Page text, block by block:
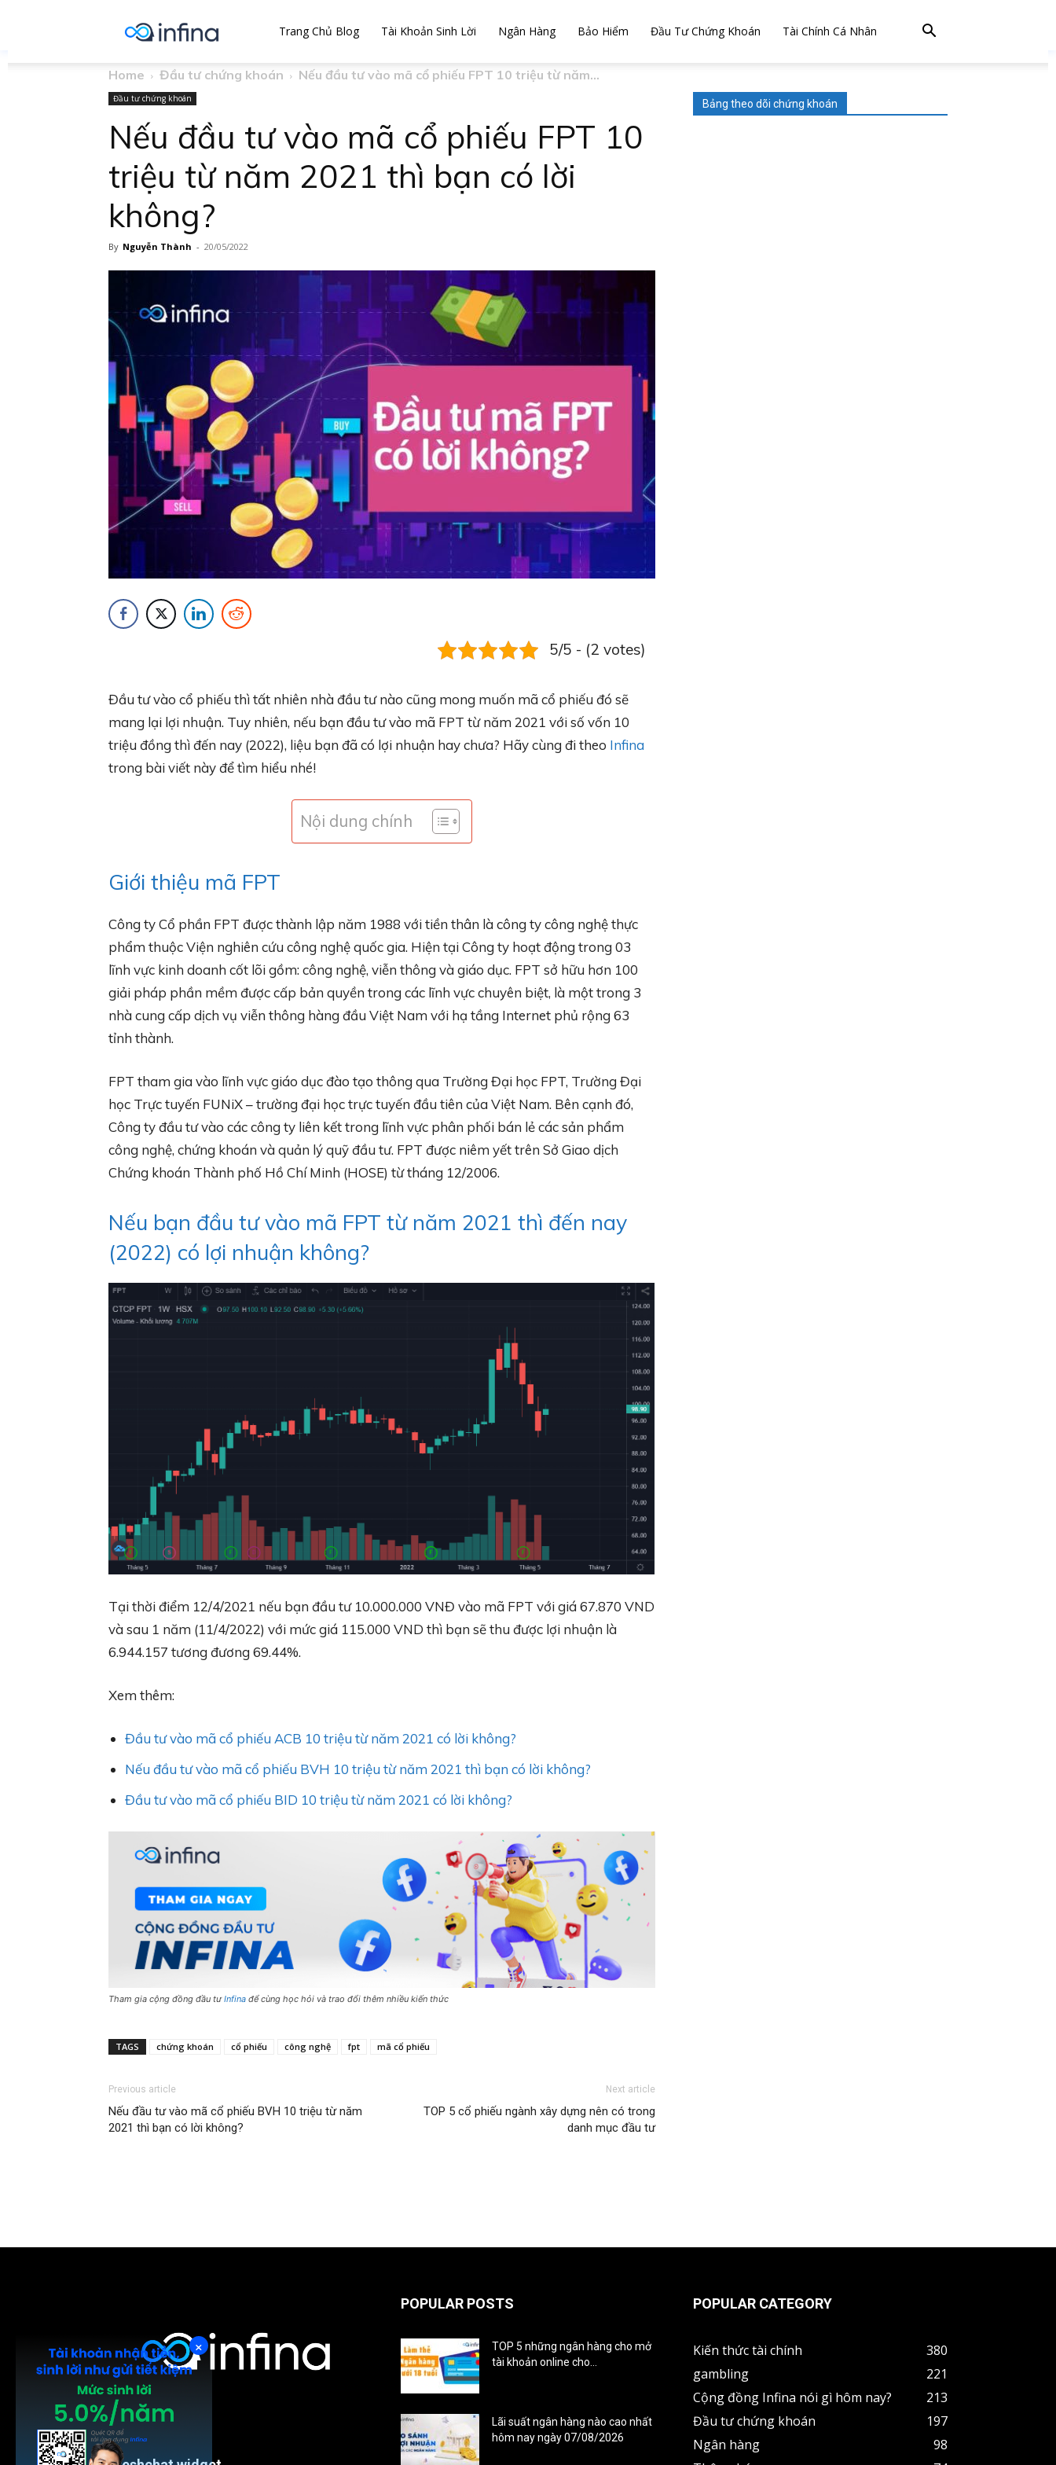
Trang Chủ Blog Tài Khoản Sinh Lời Ngân Hàng Bảo Hiểm Đầu Tư Chứng Khoán Tài Chính Cá Nhân
Home Đầu tư chứng khoán Nếu đầu tư vào mã cổ phiếu FPT 10 triệu từ năm...
Đầu tư chứng khoán
Nếu đầu tư vào mã cổ phiếu FPT 10
triệu từ năm 2021 thì bạn có lời
không?
By Nguyễn Thành - 20/05/2022
5/5 - (2 votes)
Đầu tư vào cổ phiếu thì tất nhiên nhà đầu tư nào cũng mong muốn mã cổ phiếu đó sẽ
mang lại lợi nhuận. Tuy nhiên, nếu bạn đầu tư vào mã FPT từ năm 2021 với số vốn 10
triệu đồng thì đến nay (2022), liệu bạn đã có lợi nhuận hay chưa? Hãy cùng đi theo Infina
trong bài viết này để tìm hiểu nhé!
Nội dung chính
Giới thiệu mã FPT
Công ty Cổ phần FPT được thành lập năm 1988 với tiền thân là công ty công nghệ thực
phẩm thuộc Viện nghiên cứu công nghệ quốc gia. Hiện tại Công ty hoạt động trong 03
lĩnh vực kinh doanh cốt lõi gồm: công nghệ, viễn thông và giáo dục. FPT sở hữu hơn 100
giải pháp phần mềm được cấp bản quyền trong các lĩnh vực chuyên biệt, là một trong 3
nhà cung cấp dịch vụ viễn thông hàng đầu Việt Nam với hạ tầng Internet phủ rộng 63
tỉnh thành.
FPT tham gia vào lĩnh vực giáo dục đào tạo thông qua Trường Đại học FPT, Trường Đại
học Trực tuyến FUNiX – trường đại học trực tuyến đầu tiên của Việt Nam. Bên cạnh đó,
Công ty đầu tư vào các công ty liên kết trong lĩnh vực phân phối bán lẻ các sản phẩm
công nghệ, chứng khoán và quản lý quỹ đầu tư. FPT được niêm yết trên Sở Giao dịch
Chứng khoán Thành phố Hồ Chí Minh (HOSE) từ tháng 12/2006.
Nếu bạn đầu tư vào mã FPT từ năm 2021 thì đến nay
(2022) có lợi nhuận không?
Tại thời điểm 12/4/2021 nếu bạn đầu tư 10.000.000 VNĐ vào mã FPT với giá 67.870 VND
và sau 1 năm (11/4/2022) với mức giá 115.000 VND thì bạn sẽ thu được lợi nhuận là
6.944.157 tương đương 69.44%.
Xem thêm:
Đầu tư vào mã cổ phiếu ACB 10 triệu từ năm 2021 có lời không?
Nếu đầu tư vào mã cổ phiếu BVH 10 triệu từ năm 2021 thì bạn có lời không?
Đầu tư vào mã cổ phiếu BID 10 triệu từ năm 2021 có lời không?
Tham gia cộng đồng đầu tưInfina để cùng học hỏi và trao đổi thêm nhiều kiến thức
TAGS chứng khoán cổ phiếu công nghệ fpt mã cổ phiếu
Previous article
Nếu đầu tư vào mã cổ phiếu BVH 10 triệu từ năm
2021 thì bạn có lời không?
Next article
TOP 5 cổ phiếu ngành xây dựng nên có trong
danh mục đầu tư
Bảng theo dõi chứng khoán
POPULAR POSTS
TOP 5 những ngân hàng cho mở
tài khoản online cho...
Lãi suất ngân hàng nào cao nhất
hôm nay ngày 07/08/2026
POPULAR CATEGORY
Kiến thức tài chính
380
gambling
221
Cộng đồng Infina nói gì hôm nay?
213
Đầu tư chứng khoán
197
Ngân hàng
98
×